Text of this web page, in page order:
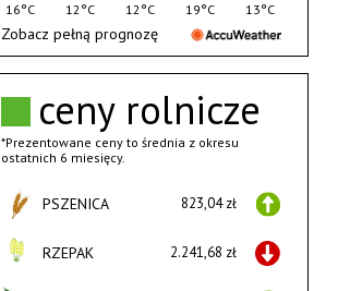
ceny rolnicze
*Prezentowane ceny to średnia z okresu
ostatnich 6 miesięcy.
PSZENICA 823,04 zł
RZEPAK 2.241,68 zł
16°C
12°C
12°C
19°C
13°C
Zobacz pełną prognozę